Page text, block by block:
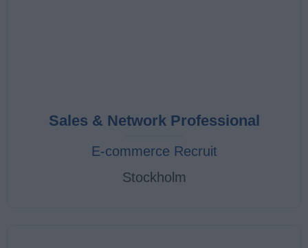
Sales & Network Professional
E-commerce Recruit
Stockholm